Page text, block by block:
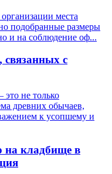
места
подобранные размеры
и на соблюдение оф...
связанных с
не только
древних обычаев,
к усопшему и
на кладбище в